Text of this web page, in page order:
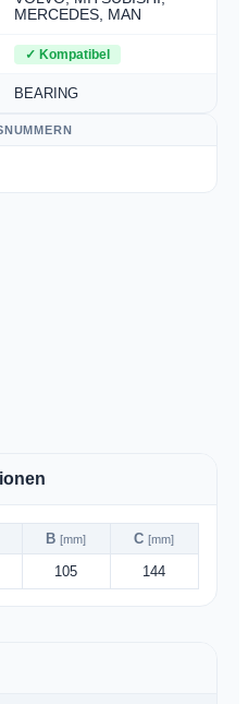
MERCEDES, MAN
✓ Kompatibel
BEARING
B [mm] C [mm]
105 144